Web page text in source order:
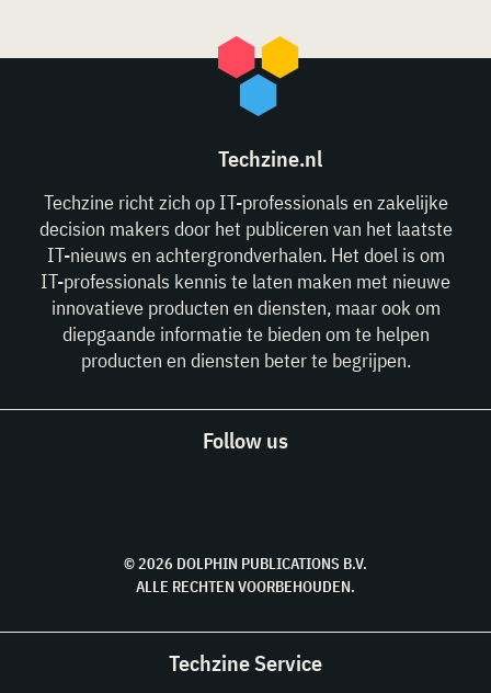
Techzine.nl
Techzine richt zich op IT-professionals en zakelijke
decision makers door het publiceren van het laatste
IT-nieuws en achtergrondverhalen. Het doel is om
IT-professionals kennis te laten maken met nieuwe
innovatieve producten en diensten, maar ook om
diepgaande informatie te bieden om te helpen
producten en diensten beter te begrijpen.
Follow us
© 2026 DOLPHIN PUBLICATIONS B.V.
ALLE RECHTEN VOORBEHOUDEN.
Techzine Service